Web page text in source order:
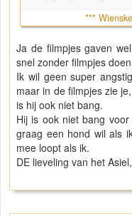
***
Ja de filmpjes gaven
snel zonder filmpjes
Ik wil geen super
maar in de filmpjes zie
is hij ook niet bang.
Hij is ook niet bang
graag een hond wil als
mee loopt als ik.
DE lieveling van het